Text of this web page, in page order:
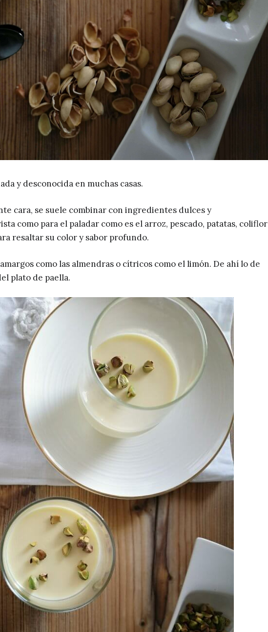
y desconocida en muchas casas.
cara, se suele combinar con ingredientes dulces y
como para el paladar como es el arroz, pescado, patatas, coliflor
resaltar su color y sabor profundo.
como las almendras o cítricos como el limón. De ahí lo de
plato de paella.